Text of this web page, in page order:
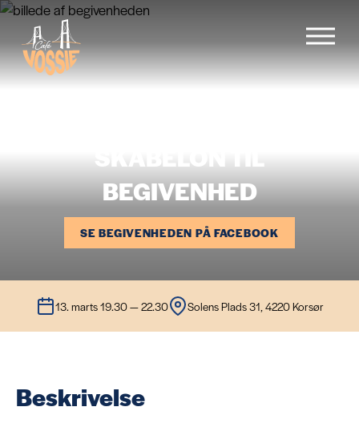
Menu
Begivenheder
Cafévogn
SKABELON TIL
BEGIVENHED
SE BEGIVENHEDEN PÅ FACEBOOK
13. marts 19.30 — 22.30 Solens Plads 31, 4220 Korsør
Beskrivelse